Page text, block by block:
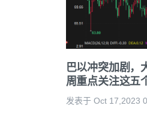
巴以冲突加剧，
周重点关注这五
发表于 Oct 17,2023